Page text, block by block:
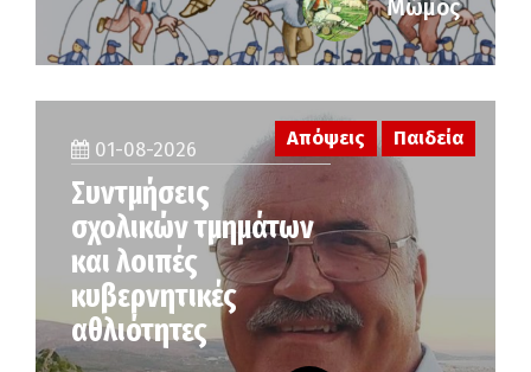
Μώμος
01-08-2026
Συντμήσεις
σχολικών τμημάτων
και λοιπές
κυβερνητικές
αθλιότητες
Απόψεις Παιδεία